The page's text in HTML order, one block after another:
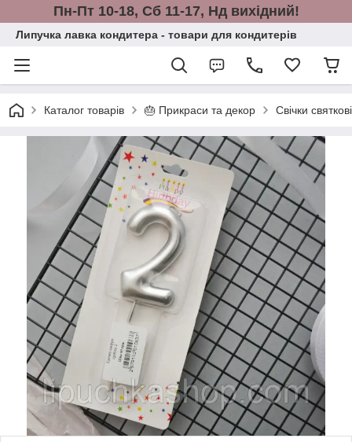
Пн-Пт 10-18, Сб 11-17, Нд вихідний!
Липучка лавка кондитера - товари для кондитерів
Каталог товарів 🎂 Прикраси та декор Свічки